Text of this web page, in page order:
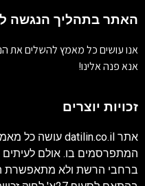
האתר בתהליך הנגשה
אנו עושים כל מאמץ להשלים את
אנא פנה אלינו!
זכויות יוצרים
אתר datilin.co.il עושה כל
המתפרסמים בו. אולם לעיתים
ברחבי הרשת ולא מתאפשרת